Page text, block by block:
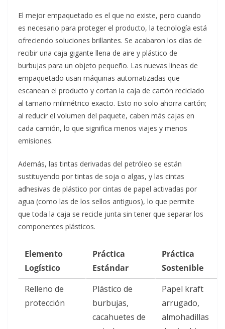
El mejor empaquetado es el que no existe, pero cuando
es necesario para proteger el producto, la tecnología está
ofreciendo soluciones brillantes. Se acabaron los días de
recibir una caja gigante llena de aire y plástico de
burbujas para un objeto pequeño. Las nuevas líneas de
empaquetado usan máquinas automatizadas que
escanean el producto y cortan la caja de cartón reciclado
al tamaño milimétrico exacto. Esto no solo ahorra cartón;
al reducir el volumen del paquete, caben más cajas en
cada camión, lo que significa menos viajes y menos
emisiones.
Además, las tintas derivadas del petróleo se están
sustituyendo por tintas de soja o algas, y las cintas
adhesivas de plástico por cintas de papel activadas por
agua (como las de los sellos antiguos), lo que permite
que toda la caja se recicle junta sin tener que separar los
componentes plásticos.
Elemento
Logístico
Práctica
Estándar
Práctica
Sostenible
Relleno de
protección
Plástico de
burbujas,
cacahuetes de
Papel kraft
arrugado,
almohadillas